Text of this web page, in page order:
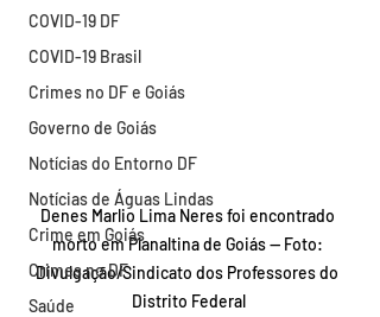
COVID-19 DF
COVID-19 Brasil
Crimes no DF e Goiás
Governo de Goiás
Notícias do Entorno DF
Notícias de Águas Lindas
Crime em Goiás
Crimes no DF
Saúde
Denes Marlio Lima Neres foi encontrado
morto em Planaltina de Goiás — Foto:
Divulgação/Sindicato dos Professores do
Distrito Federal